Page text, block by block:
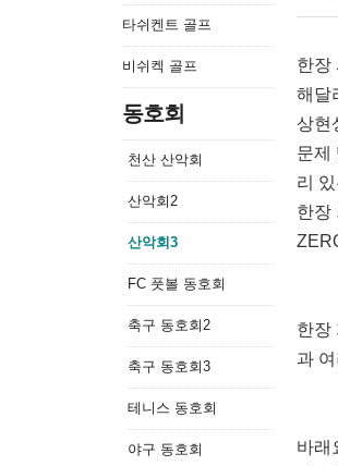
타쉬켄트 골프
비쉬켁 골프
동호회
천산 산악회
산악회2
산악회3
FC 풋볼 동호회
축구 동호회2
축구 동호회3
테니스 동호회
야구 동호회
한장
해달
상현
문제
리
한장
한장
과
바래